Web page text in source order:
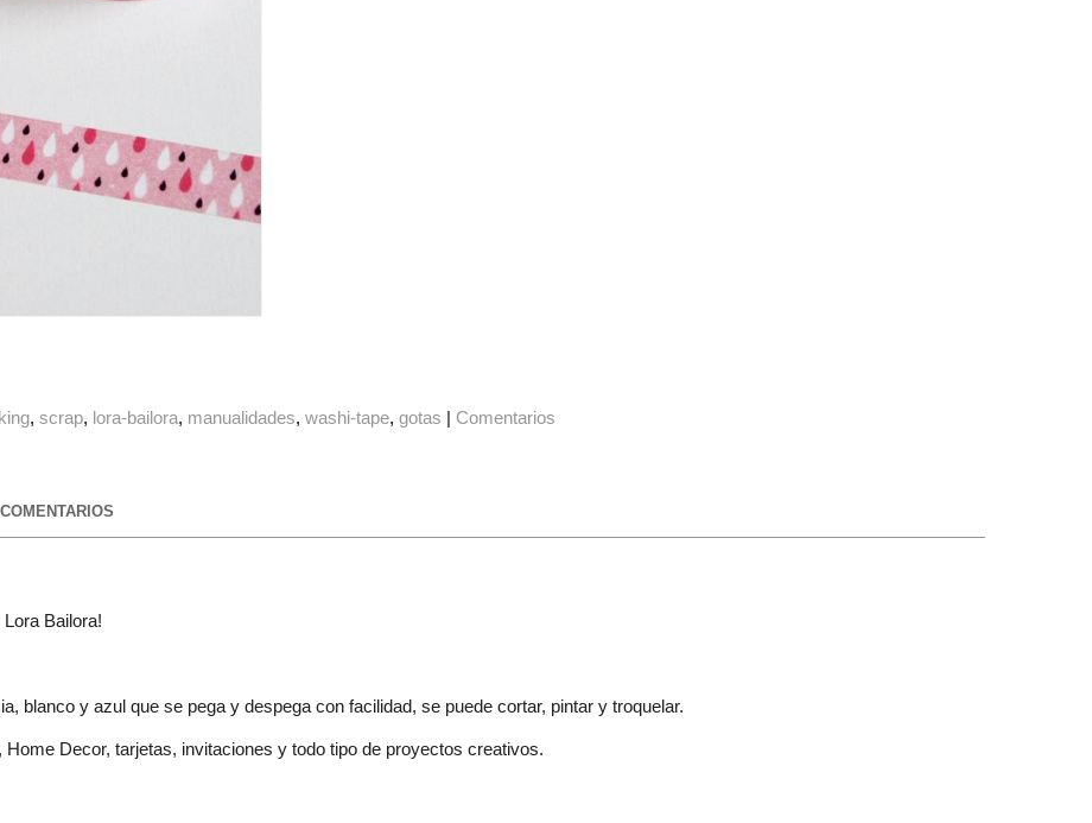
scrap lora-bailora manualidades washi-tape gotas | Comentarios
COMENTARIOS
Bailora!
blanco y azul que se pega y despega con facilidad, se puede cortar, pintar y troquelar.
Decor, tarjetas, invitaciones y todo tipo de proyectos creativos.